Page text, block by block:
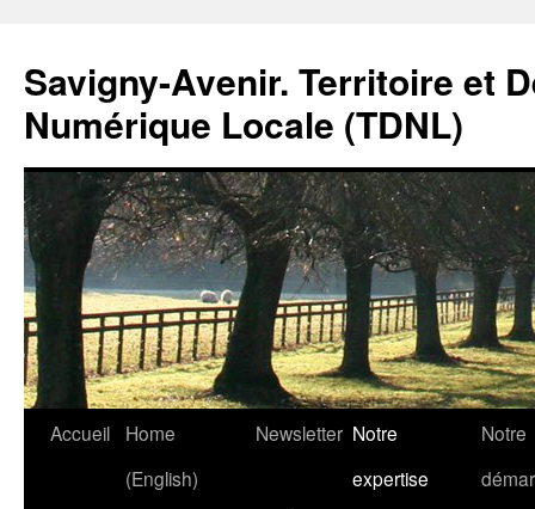
Savigny-Avenir. Territoire et
Numérique Locale (TDNL)
Aller
Accueil
Home
(English)
Newsletter Notre
expertise
Notre